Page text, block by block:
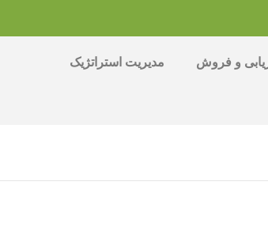
و فروش مدیریت استراتژیک